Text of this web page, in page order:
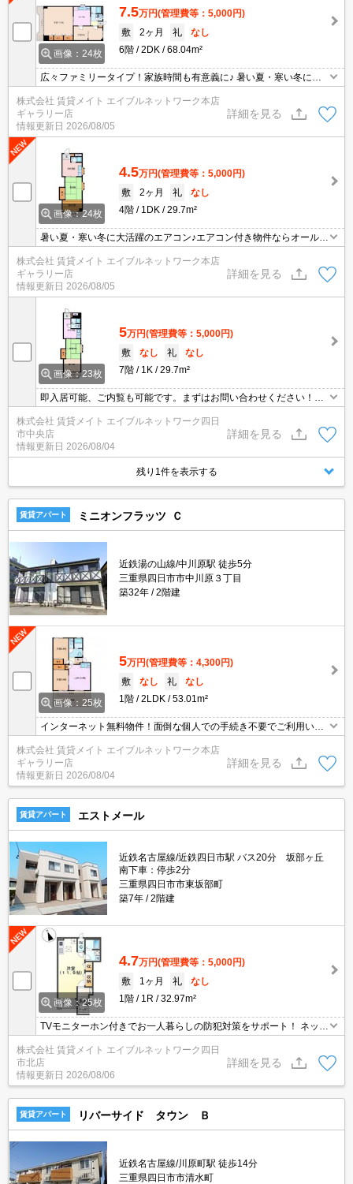
画像：24枚
7.5万円(管理費等：5,000円)
敷
2ヶ月 礼
なし
6階
2DK 68.04m²
広々ファミリータイプ！家族時間も有意義に♪ 暑い夏・寒い冬に大
活躍のエアコン♪エアコン付き物件ならオールシーズン快適に過ごせ
ます◎
株式会社 賃貸メイト エイブルネットワーク本店
ギャラリー店
情報更新日 2026/08/05
詳細を見る
画像：24枚
4.5万円(管理費等：5,000円)
敷
2ヶ月 礼
なし
4階
1DK 29.7m²
暑い夏・寒い冬に大活躍のエアコン♪エアコン付き物件ならオールシ
ーズン快適に過ごせます◎ キッチンと居室を分けたい方にオススメ
の間取りです♪
株式会社 賃貸メイト エイブルネットワーク本店
ギャラリー店
情報更新日 2026/08/05
詳細を見る
画像：23枚
5万円(管理費等：5,000円)
敷
なし 礼
なし
7階
1K 29.7m²
即入居可能、ご内覧も可能です。まずはお問い合わせください！オ
ンライン内見、オンライン申込も可能です。
株式会社 賃貸メイト エイブルネットワーク四日
市中央店
情報更新日 2026/08/04
詳細を見る
残り1件を表示する
賃貸アパート ミニオンフラッツ Ｃ
近鉄湯の山線/中川原駅 徒歩5分
三重県四日市市中川原３丁目
築32年
2階建
画像：25枚
5万円(管理費等：4,300円)
敷
なし 礼
なし
1階
2LDK 53.01m²
インターネット無料物件！面倒な個人での手続き不要でご利用いた
だけます♪私生活はもちろんテレワーク勤務の方にもおすすめですよ
♪
株式会社 賃貸メイト エイブルネットワーク本店
ギャラリー店
情報更新日 2026/08/04
詳細を見る
賃貸アパート エストメール
近鉄名古屋線/近鉄四日市駅 バス20分 坂部ヶ丘
南下車：停歩2分
三重県四日市市東坂部町
築7年
2階建
画像：25枚
4.7万円(管理費等：5,000円)
敷
1ヶ月 礼
なし
1階
1R 32.97m²
TVモニターホン付きでお一人暮らしの防犯対策をサポート！ ネット
無料物件は節約効果が期待できます！データ通信量を気にせず無料
でネットが利用できます。PCはもちろんスマートフォンやオンライ
ンで利用できるゲームなどさまざまな用途で楽しめます♪
株式会社 賃貸メイト エイブルネットワーク四日
市北店
情報更新日 2026/08/06
詳細を見る
賃貸アパート リバーサイド タウン Ｂ
近鉄名古屋線/川原町駅 徒歩14分
三重県四日市市清水町